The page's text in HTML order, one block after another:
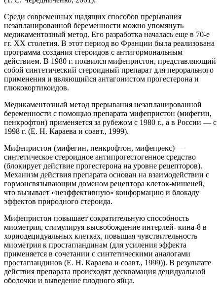
Среди современных щадящих способов прерывания
незапланированной беременности можно упомянуть
медикаментозный метод. Его разработка началась еще в 70-е
гг. ХХ столетия. В этот период во Франции была реализована
программа создания стероидов с антигормональным
действием. В 1980 г. появился мифепристон, представляющий
собой синтетический стероидный препарат для перорального
применения и являющийся антагонистом прогестерона и
глюкокортикоидов.
Медикаментозный метод прерывания незапланированной
беременности с помощью препарата мифепристон (мифегин,
пенкрофтон) применяется за рубежом с 1980 г., а в России — с
1998 г. (Е. Н. Караева и соавт., 1999).
Мифепристон (мифегин, пенкрофтон, мифепрекс) —
синтетическое стероидное антипрогестогенное средство
(блокирует действие прогестерона на уровне рецепторов).
Механизм действия препарата основан на взаимодействии с
гормонсвязывающим доменом рецептора клеток-мишеней,
что вызывает «неэффективную» конформацию и блокаду
эффектов природного стероида.
Мифепристон повышает сократительную способность
миометрия, стимулируя высвобождение интерлей- кина-8 в
хориодецидуальных клетках, повышая чувствительность
миометрия к простагландинам (для усиления эффекта
применяется в сочетании с синтетическими аналогами
простагландинов (Е. Н. Караева и соавт., 1999)). В результате
действия препарата происходят десквамация децидуальной
оболочки и выведение плодного яйца.